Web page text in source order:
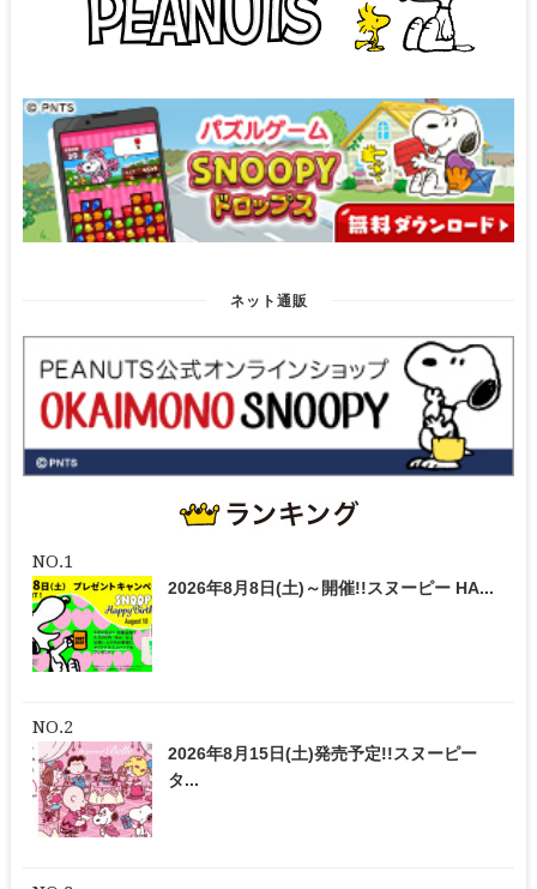
ネット通販
2026年8月8日(土)～開催!!スヌーピー HA...
2026年8月15日(土)発売予定!!スヌーピー
タ...